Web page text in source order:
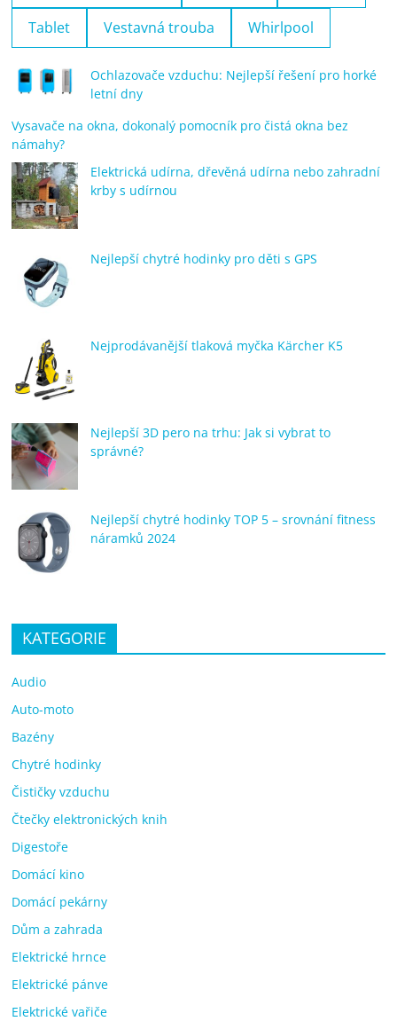
Tablet Vestavná trouba Whirlpool
Ochlazovače vzduchu: Nejlepší řešení pro horké
letní dny
Vysavače na okna, dokonalý pomocník pro čistá okna bez
námahy?
Elektrická udírna, dřevěná udírna nebo zahradní
krby s udírnou
Nejlepší chytré hodinky pro děti s GPS
Nejprodávanější tlaková myčka Kärcher K5
Nejlepší 3D pero na trhu: Jak si vybrat to
správné?
Nejlepší chytré hodinky TOP 5 – srovnání fitness
náramků 2024
KATEGORIE
Audio
Auto-moto
Bazény
Chytré hodinky
Čističky vzduchu
Čtečky elektronických knih
Digestoře
Domácí kino
Domácí pekárny
Dům a zahrada
Elektrické hrnce
Elektrické pánve
Elektrické vařiče